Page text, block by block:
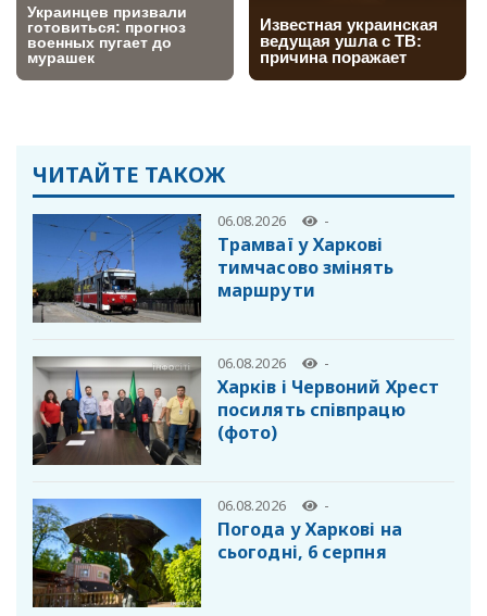
ЧИТАЙТЕ ТАКОЖ
06.08.2026 -
Трамваї у Харкові
тимчасово змінять
маршрути
06.08.2026 -
Харків і Червоний Хрест
посилять співпрацю
(фото)
06.08.2026 -
Погода у Харкові на
сьогодні, 6 серпня